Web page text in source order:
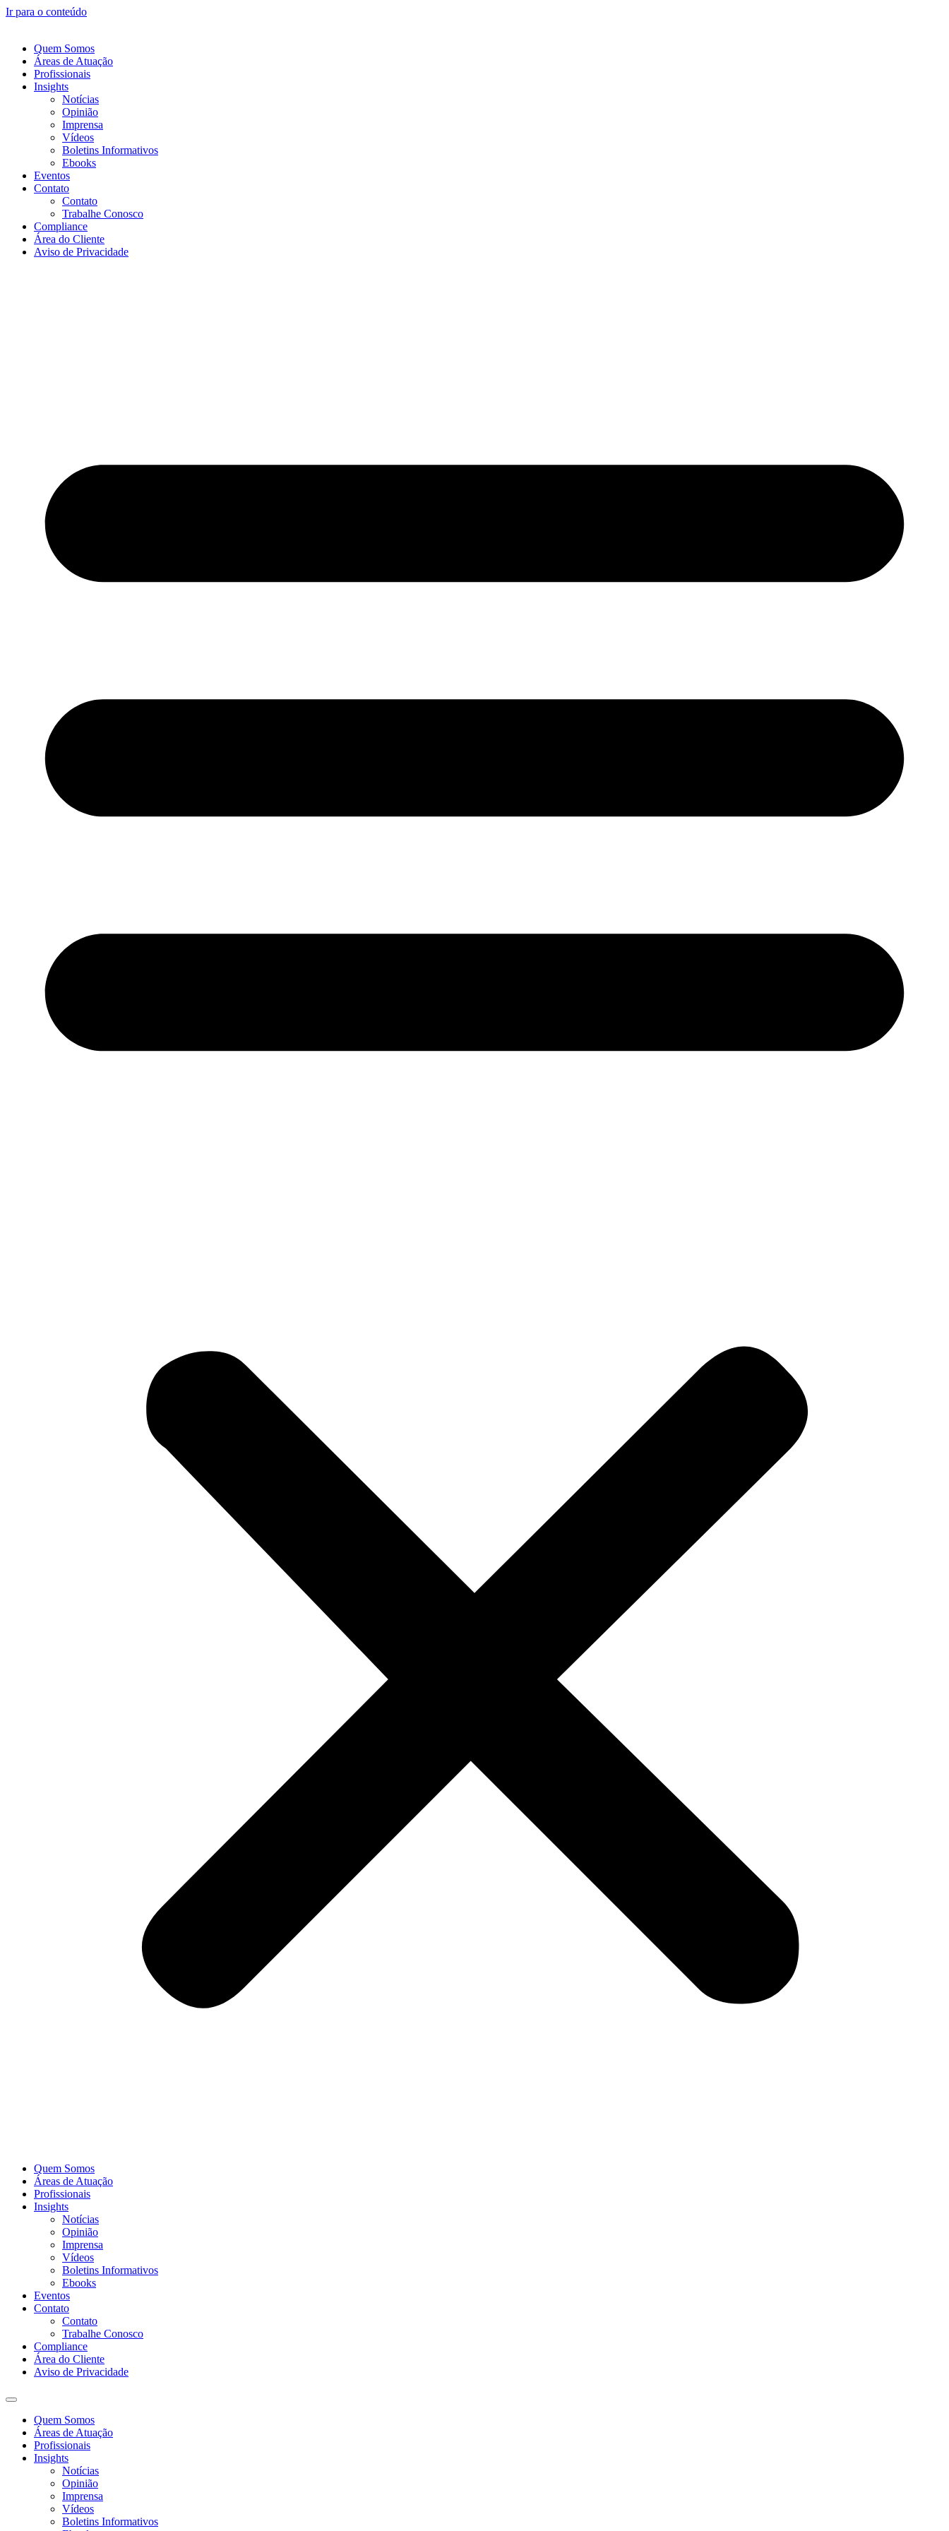
Ir para o conteúdo
Quem Somos
Áreas de Atuação
Profissionais
Insights
Notícias
Opinião
Imprensa
Vídeos
Boletins Informativos
Ebooks
Eventos
Contato
Contato
Trabalhe Conosco
Compliance
Área do Cliente
Aviso de Privacidade
Quem Somos
Áreas de Atuação
Profissionais
Insights
Notícias
Opinião
Imprensa
Vídeos
Boletins Informativos
Ebooks
Eventos
Contato
Contato
Trabalhe Conosco
Compliance
Área do Cliente
Aviso de Privacidade
Quem Somos
Áreas de Atuação
Profissionais
Insights
Notícias
Opinião
Imprensa
Vídeos
Boletins Informativos